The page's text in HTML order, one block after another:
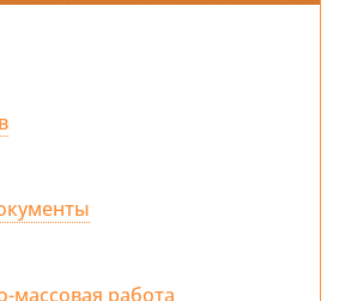
массовая работа